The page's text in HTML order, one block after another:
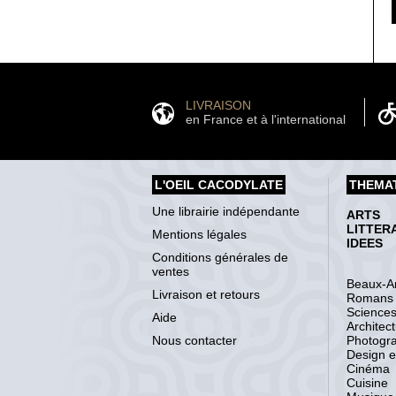
LIVRAISON
en France et à l'international
L'OEIL CACODYLATE
Une librairie indépendante
Mentions légales
Conditions générales de
ventes
Livraison et retours
Aide
Nous contacter
ARTS
IDEES
Beaux-
Romans
Design
Cinéma
Cuisine